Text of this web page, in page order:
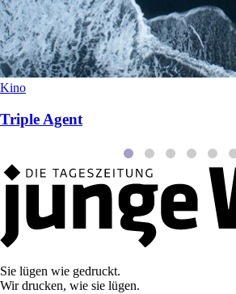
Kino
Triple Agent
Sie lügen wie gedruckt.
Wir drucken, wie sie lügen.